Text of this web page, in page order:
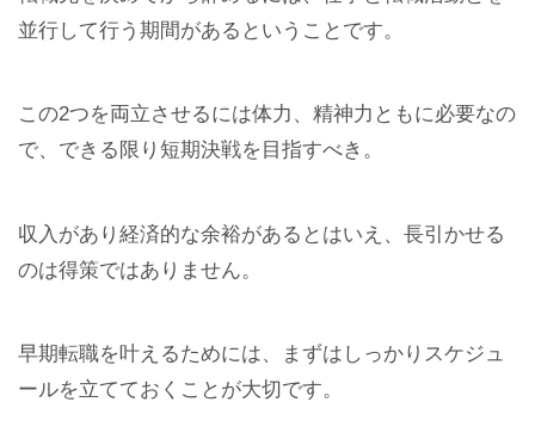
並行して行う期間があるということです。
この2つを両立させるには体力、精神力ともに必要なの
で、できる限り短期決戦を目指すべき。
収入があり経済的な余裕があるとはいえ、長引かせる
のは得策ではありません。
早期転職を叶えるためには、まずはしっかりスケジュ
ールを立てておくことが大切です。